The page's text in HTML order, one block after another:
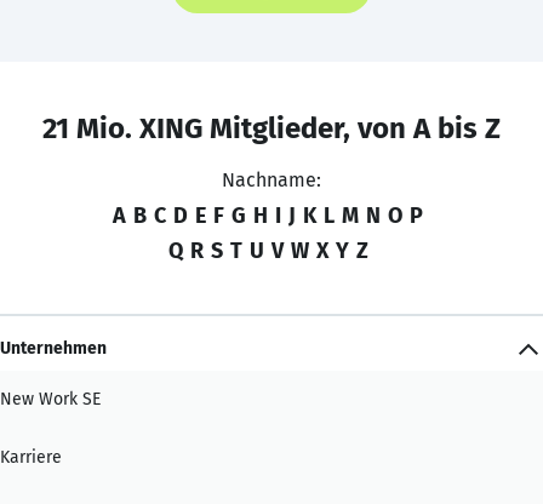
21 Mio. XING Mitglieder, von A bis Z
Nachname:
A B C D E F G H I J K L M N O P
Q R S T U V W X Y Z
Unternehmen
New Work SE
Karriere